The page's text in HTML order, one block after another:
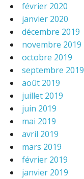
février 2020
janvier 2020
décembre 2019
novembre 2019
octobre 2019
septembre 2019
août 2019
juillet 2019
juin 2019
mai 2019
avril 2019
mars 2019
février 2019
janvier 2019